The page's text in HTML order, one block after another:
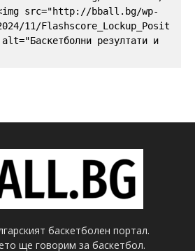
src="http://bball.bg/wp-
11/Flashscore_Lockup_Posit
резултати и
баскетболен портал.
ще говорим за баскетбол.